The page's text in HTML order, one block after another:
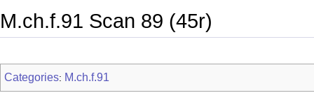
M.ch.f.91 Scan 89 (45r)
Categories: M.ch.f.91